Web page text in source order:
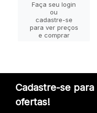
Faça seu login
ou
cadastre-se
para ver preços
e comprar
Cadastre-se
ofertas!